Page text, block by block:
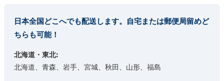
日本全国どこへでも配送します。自宅または郵便局留めど
ちらも可能！
北海道・東北:
北海道、青森、岩手、宮城、秋田、山形、福島